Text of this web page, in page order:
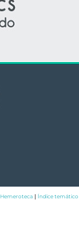
Hemeroteca Índice temático